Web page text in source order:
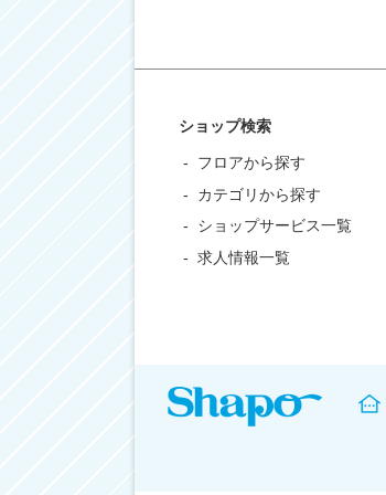
ショップ検索
フロアから探す
カテゴリから探す
ショップサービス一覧
求人情報一覧